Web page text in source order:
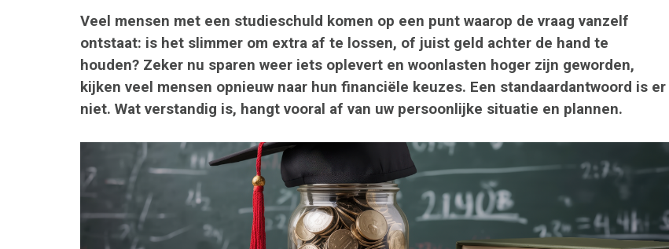
Veel mensen met een studieschuld komen op een punt waarop de vraag vanzelf
ontstaat: is het slimmer om extra af te lossen, of juist geld achter de hand te
houden? Zeker nu sparen weer iets oplevert en woonlasten hoger zijn geworden,
kijken veel mensen opnieuw naar hun financiële keuzes. Een standaardantwoord is er
niet. Wat verstandig is, hangt vooral af van uw persoonlijke situatie en plannen.